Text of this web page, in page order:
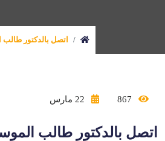
اتصل بالدكتور
اتصل بالدكتور طالب